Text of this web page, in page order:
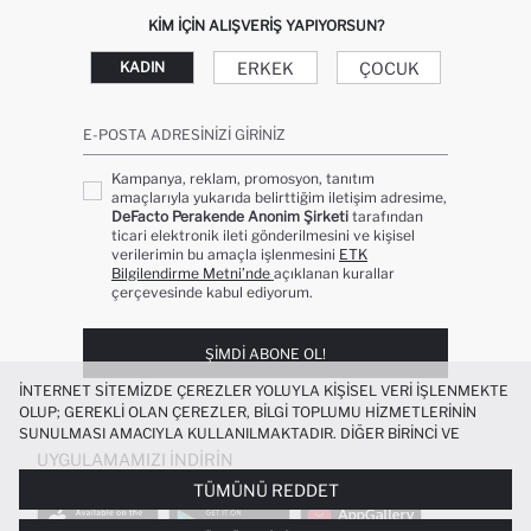
KIM IÇIN ALIŞVERIŞ YAPIYORSUN?
KADIN ERKEK ÇOCUK
E-POSTA ADRESINIZI GIRINIZ
Kampanya, reklam, promosyon, tanıtım
amaçlarıyla yukarıda belirttiğim iletişim adresime,
DeFacto Perakende Anonim Şirketi tarafından
ticari elektronik ileti gönderilmesini ve kişisel
verilerimin bu amaçla işlenmesini ETK
Bilgilendirme Metni’nde açıklanan kurallar
çerçevesinde kabul ediyorum.
ŞIMDI ABONE OL!
UYGULAMAMIZI İNDIRIN
İNTERNET SITEMIZDE ÇEREZLER YOLUYLA KIŞISEL VERI IŞLENMEKTE
OLUP; GEREKLI OLAN ÇEREZLER, BILGI TOPLUMU HIZMETLERININ
SUNULMASI AMACIYLA KULLANILMAKTADIR. DIĞER BIRINCI VE
ÜÇÜNCÜ TARAF ÇEREZLER ISE SIZE DAHA IYI BIR ALIŞVERIŞ
DENEYIMI SUNULABILMESI, SITEMIZIN DAHA IŞLEVSEL KILINMASI VE
KIŞISELLEŞTIRMESI VE AÇIK RIZA VERMENIZ HALINDE, SIZLERE
YÖNELIK PAZARLAMA FAALIYETLERININ YAPILMASI AMAÇLARIYLA
TÜMÜNÜ REDDET